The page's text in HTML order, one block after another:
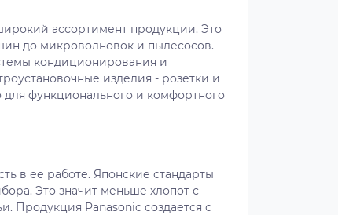
ассортимент продукции. Это
до микроволновок и пылесосов.
кондиционирования и
изделия - розетки и
для функционального и комфортного
в ее работе. Японские стандарты
Это значит меньше хлопот с
Продукция Panasonic создается с